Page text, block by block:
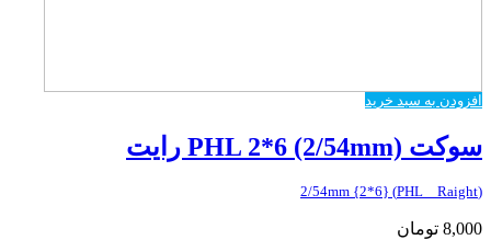
افزودن به سبد خرید
سوکت PHL 2*6 (2/54mm) رایت
(PHL _ Raight) {2*6} 2/54mm
8,000 تومان